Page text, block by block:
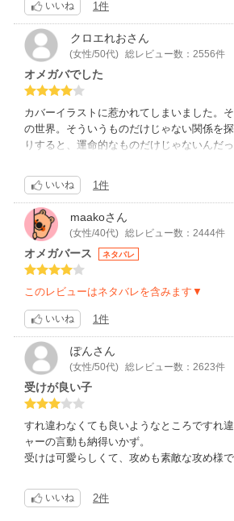
目当てのイラストは何故ここ？ってシーン
意外とエチエチ多かった。電子限定はちょ
ちょい出の登場人物のスピンオフがあるっぽ
いいね 1件
クロエれおさん
(女性/50代) 総レビュー数：2556件
オメガバでした
カバーイラストに惹かれてしまいました。
の世界。そういうものだけじゃない関係を
りすると、運命的なものだけじゃないんだ
ゃんたちにぴったりだもんね〜。運命だけ
もすごく素敵です、
いいね 1件
maakoさん
(女性/40代) 総レビュー数：2444件
オメガバース ネタバレ
このレビューはネタバレを含みます▼
いいね 1件
ぽんさん
(女性/50代) 総レビュー数：2623件
受けが良い子
すれ違わなくても良いようなところですれ
ャーの言動も納得いかず。
受けは可愛らしくて、攻めも素敵な攻め様
いいね 2件